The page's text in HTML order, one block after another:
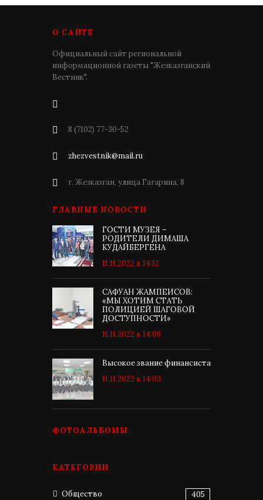
О САЙТЕ
Официальный сайт региональной
информационной газеты "Жезказганский
Вестник".
8 (7102) 77-30-52
zhezvestnik@mail.ru
г. Жезказган, улица Гагарина, 8
ГЛАВНЫЕ НОВОСТИ
ГОСТИ МУЗЕЯ –
РОДИТЕЛИ ДИМАША
КУДАЙБЕРГЕНА
11.11.2022 в 14:12
САФУАН ЖАМПЕИСОВ:
«МЫ ХОТИМ СТАТЬ
ПОЛИЦИЕЙ ШАГОВОЙ
ДОСТУПНОСТИ»
11.11.2022 в 14:08
Высокое звание финансиста
11.11.2022 в 14:03
ФОТОАЛЬБОМЫ
КАТЕГОРИИ
Общество 405